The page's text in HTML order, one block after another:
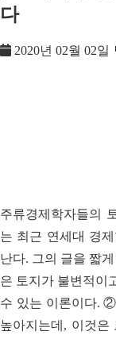
다
2020년 02월 02일
주류경제학자들의
는 최근 연세대 경
난다. 그의 글을 짧
은 토지가 불변적이
수 있는 이론이다.
높아지는데, 이것은